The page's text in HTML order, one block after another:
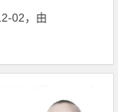
02，由